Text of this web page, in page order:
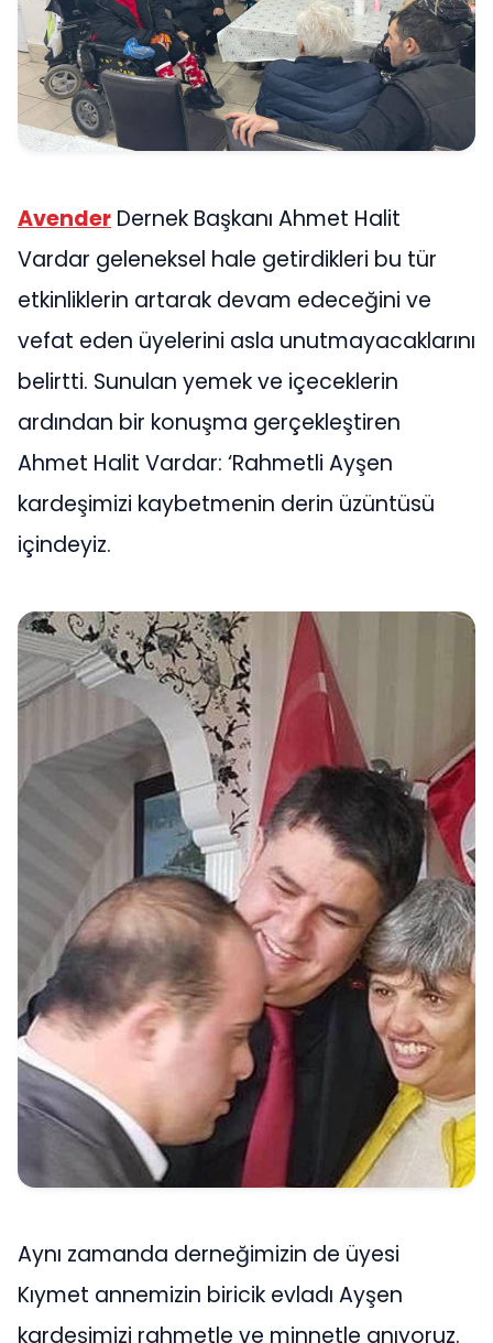
Avender Dernek Başkanı Ahmet Halit
Vardar geleneksel hale getirdikleri bu tür
etkinliklerin artarak devam edeceğini ve
vefat eden üyelerini asla unutmayacaklarını
belirtti. Sunulan yemek ve içeceklerin
ardından bir konuşma gerçekleştiren
Ahmet Halit Vardar: ‘Rahmetli Ayşen
kardeşimizi kaybetmenin derin üzüntüsü
içindeyiz.
Aynı zamanda derneğimizin de üyesi
Kıymet annemizin biricik evladı Ayşen
kardeşimizi rahmetle ve minnetle anıyoruz.